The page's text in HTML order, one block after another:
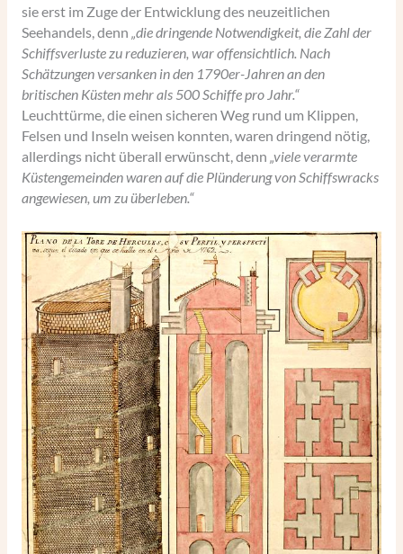
sie erst im Zuge der Entwicklung des neuzeitlichen
Seehandels, denn „die dringende Notwendigkeit, die Zahl der
Schiffsverluste zu reduzieren, war offensichtlich. Nach
Schätzungen versanken in den 1790er-Jahren an den
britischen Küsten mehr als 500 Schiffe pro Jahr.“
Leuchttürme, die einen sicheren Weg rund um Klippen,
Felsen und Inseln weisen konnten, waren dringend nötig,
allerdings nicht überall erwünscht, denn „viele verarmte
Küstengemeinden waren auf die Plünderung von Schiffswracks
angewiesen, um zu überleben.“